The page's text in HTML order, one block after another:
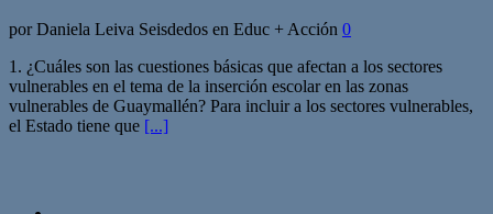
por Daniela Leiva Seisdedos en Educ + Acción 0
1. ¿Cuáles son las cuestiones básicas que afectan a los sectores
vulnerables en el tema de la inserción escolar en las zonas
vulnerables de Guaymallén? Para incluir a los sectores vulnerables,
el Estado tiene que [...]